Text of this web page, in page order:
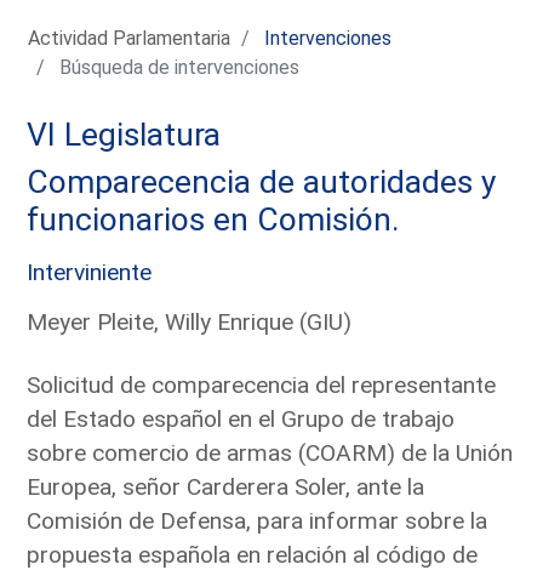
Actividad Parlamentaria
Intervenciones
Búsqueda de intervenciones
VI Legislatura
Comparecencia de autoridades y
funcionarios en Comisión.
Interviniente
Meyer Pleite, Willy Enrique (GIU)
Solicitud de comparecencia del representante
del Estado español en el Grupo de trabajo
sobre comercio de armas (COARM) de la Unión
Europea, señor Carderera Soler, ante la
Comisión de Defensa, para informar sobre la
propuesta española en relación al código de